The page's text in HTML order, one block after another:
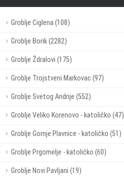
Groblje Ciglena (108)
Groblje Borik (2282)
Groblje Ždralovi (175)
Groblje Trojstveni Markovac (97)
Groblje Svetog Andrije (552)
Groblje Veliko Korenovo - katoličko (47)
Groblje Gornje Plavnice - katoličko (51)
Groblje Prgomelje - katoličko (60)
Groblje Novi Pavljani (19)